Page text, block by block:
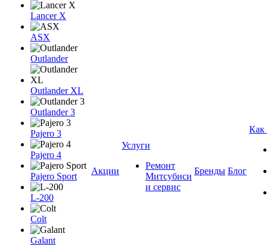
Lancer X
ASX
Outlander
Outlander XL
Outlander 3
Pajero 3
Pajero 4
Pajero Sport
L-200
Colt
Galant
Акции
Услуги
Ремонт
Митсубиси
и сервис
Бренды Блог
Как